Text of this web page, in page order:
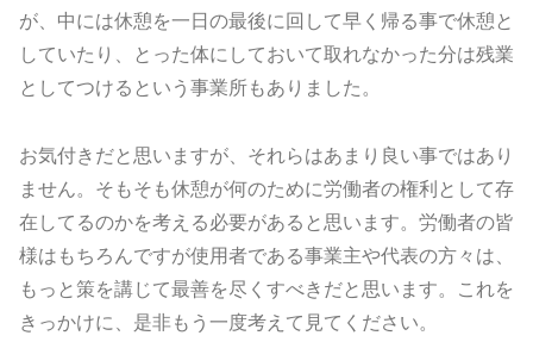
が、中には休憩を一日の最後に回して早く帰る事で休憩と
していたり、とった体にしておいて取れなかった分は残業
としてつけるという事業所もありました。
お気付きだと思いますが、それらはあまり良い事ではあり
ません。そもそも休憩が何のために労働者の権利として存
在してるのかを考える必要があると思います。労働者の皆
様はもちろんですが使用者である事業主や代表の方々は、
もっと策を講じて最善を尽くすべきだと思います。これを
きっかけに、是非もう一度考えて見てください。